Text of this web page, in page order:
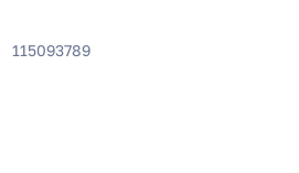
115093789